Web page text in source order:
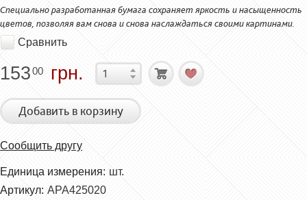
Специально разработанная бумага сохраняет яркость и насыщенность
цветов, позволяя вам снова и снова наслаждаться своими картинами.
Сравнить
15300 грн.
Добавить в корзину
Сообщить другу
Единица измерения: шт.
Артикул: APA425020